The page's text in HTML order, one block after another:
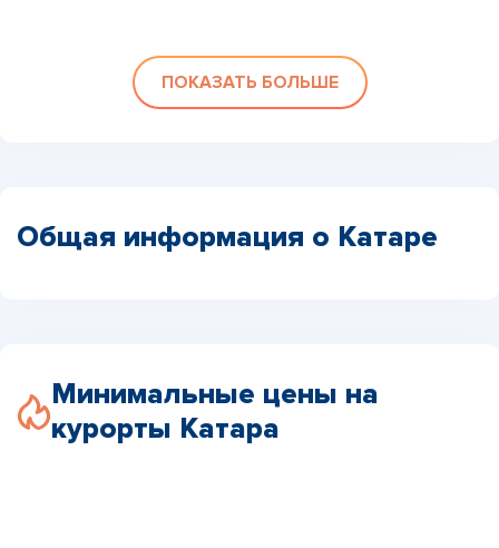
ПОКАЗАТЬ БОЛЬШЕ
Общая информация о Катаре
Минимальные цены на
курорты Катара